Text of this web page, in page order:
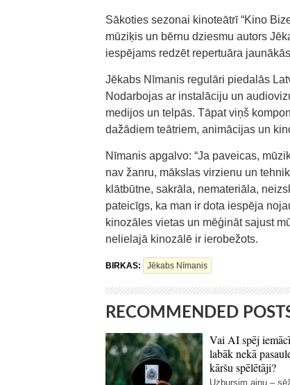
Sākoties sezonai kinoteātrī “Kino
mūziķis un bērnu dziesmu autors
iespējams redzēt repertuāra
Jēkabs Nīmanis regulāri piedalās
Nodarbojas ar instalāciju un
medijos un telpās. Tāpat viņš
dažādiem teātriem, animācijas un
Nīmanis apgalvo: “Ja paveicas,
nav žanru, mākslas virzienu un
klātbūtne, sakrāla, nemateriāla,
pateicīgs, ka man ir dota iespēja
kinozāles vietas un mēģināt sajust
nelielajā kinozālē ir ierobežots.
BIRKAS: Jēkabs Nīmanis
RECOMMENDED
Vai AI spēj
labāk nekā
kāršu spēlētāji?
Uzbursim ainu –